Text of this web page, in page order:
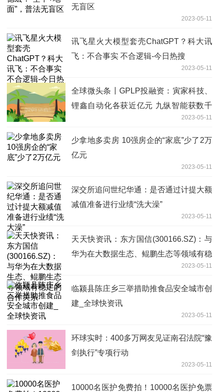
无盲区
2023-05-11
讯飞星火大模型套壳ChatGPT？科大讯
飞：不合事实 不合逻辑-今日热搜
2023-05-11
全球微头条丨GPLP投融资：寅家科技、
锂鑫自动化各获近亿元 九纵智能获数千
2023-05-11
少拿地多卖房 10强房企的“家底”少了2万
亿元
2023-05-11
深交所追问世纪华通：是否通过计提大额
减值准备进行业绩“洗大澡”
2023-05-11
天天快资讯：东方国信(300166.SZ)：与
华为在大数据生态、鲲鹏生态等领域有稳
2023-05-11
临颍县陈庄乡三举措助推食品安全城市创
建_全球快资讯
2023-05-11
环球实时：400多万网友见证南召法院“豫
剑执行”专项行动
2023-05-11
10000名医护免费拍！10000名医护免票